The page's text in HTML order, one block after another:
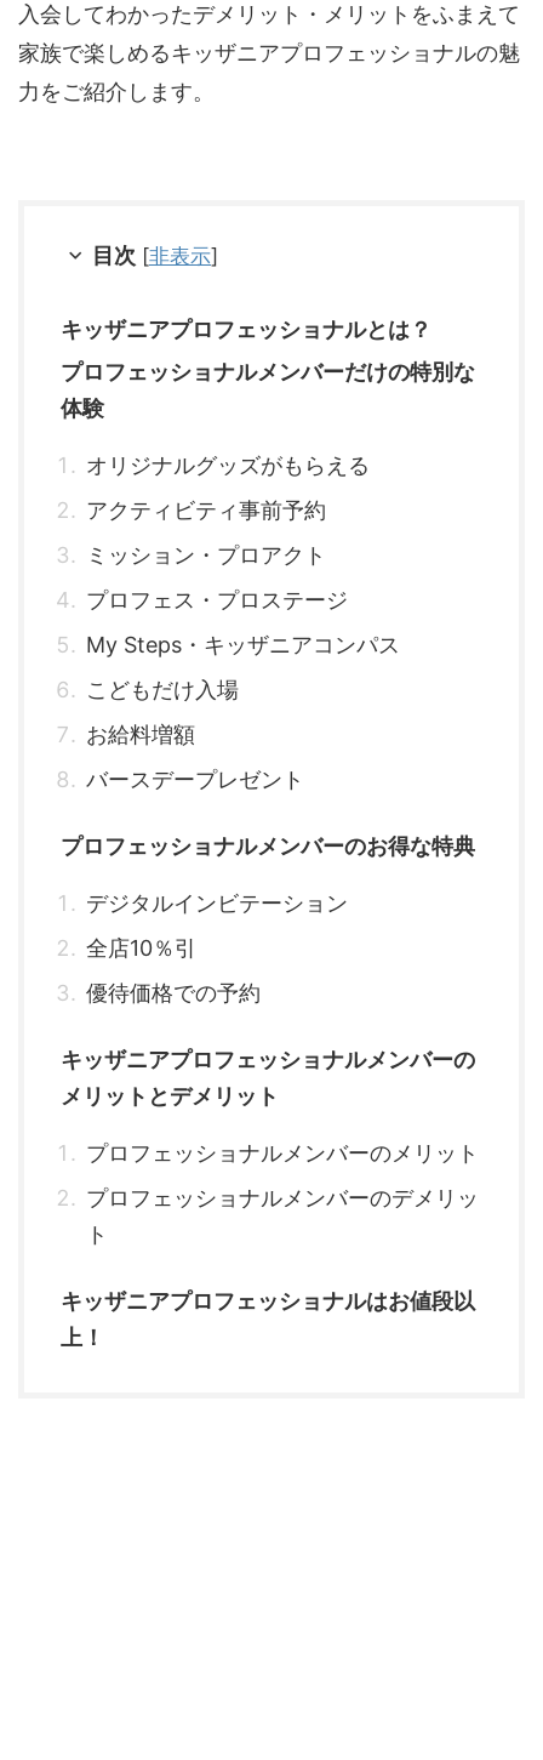
入会してわかったデメリット・メリットをふまえて
家族で楽しめるキッザニアプロフェッショナルの魅
力をご紹介します。
目次 [非表示]
キッザニアプロフェッショナルとは？
プロフェッショナルメンバーだけの特別な
体験
オリジナルグッズがもらえる
アクティビティ事前予約
ミッション・プロアクト
プロフェス・プロステージ
My Steps・キッザニアコンパス
こどもだけ入場
お給料増額
バースデープレゼント
プロフェッショナルメンバーのお得な特典
デジタルインビテーション
全店10％引
優待価格での予約
キッザニアプロフェッショナルメンバーの
メリットとデメリット
プロフェッショナルメンバーのメリット
プロフェッショナルメンバーのデメリッ
ト
キッザニアプロフェッショナルはお値段以
上！